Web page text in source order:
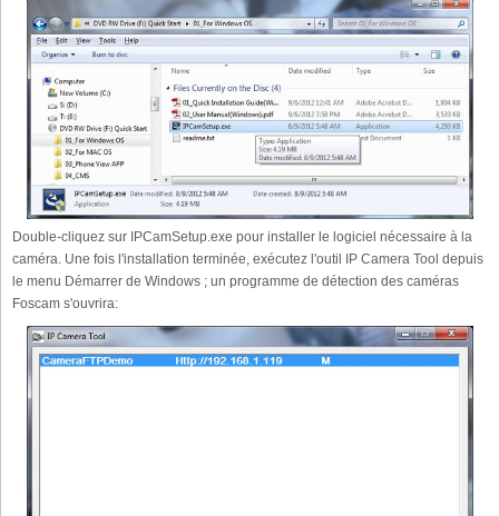
Double-cliquez sur IPCamSetup.exe pour installer le logiciel nécessaire à la
caméra. Une fois l'installation terminée, exécutez l'outil IP Camera Tool depuis
le menu Démarrer de Windows ; un programme de détection des caméras
Foscam s'ouvrira: